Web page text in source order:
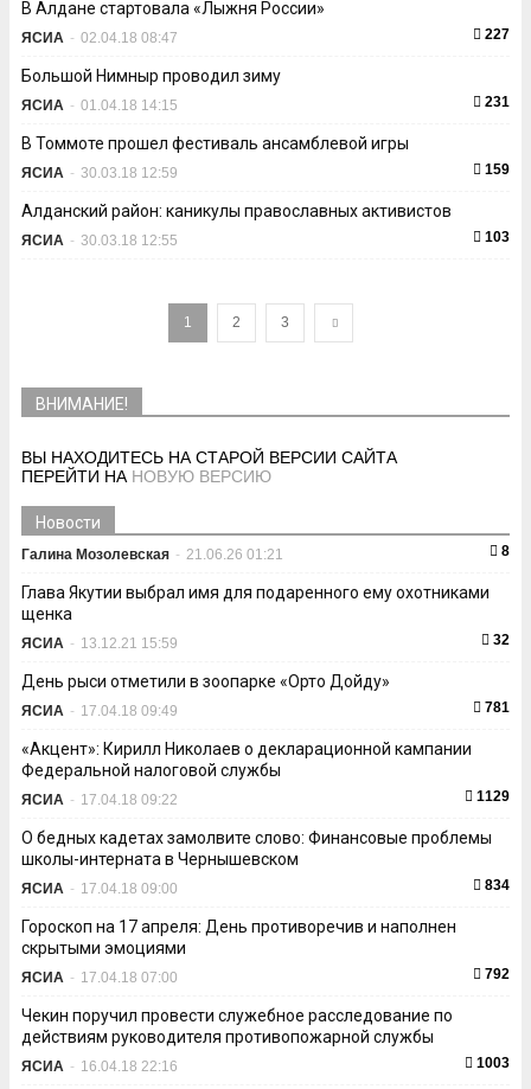
В Алдане стартовала «Лыжня России»
ЯСИА - 02.04.18 08:47 227
Большой Нимныр проводил зиму
ЯСИА - 01.04.18 14:15 231
В Томмоте прошел фестиваль ансамблевой игры
ЯСИА - 30.03.18 12:59 159
Алданский район: каникулы православных активистов
ЯСИА - 30.03.18 12:55 103
1 2 3
ВНИМАНИЕ!
ВЫ НАХОДИТЕСЬ НА СТАРОЙ ВЕРСИИ САЙТА
ПЕРЕЙТИ НА НОВУЮ ВЕРСИЮ
Новости
Галина Мозолевская - 21.06.26 01:21 8
Глава Якутии выбрал имя для подаренного ему охотниками
щенка
ЯСИА - 13.12.21 15:59 32
День рыси отметили в зоопарке «Орто Дойду»
ЯСИА - 17.04.18 09:49 781
«Акцент»: Кирилл Николаев о декларационной кампании
Федеральной налоговой службы
ЯСИА - 17.04.18 09:22 1129
О бедных кадетах замолвите слово: Финансовые проблемы
школы-интерната в Чернышевском
ЯСИА - 17.04.18 09:00 834
Гороскоп на 17 апреля: День противоречив и наполнен
скрытыми эмоциями
ЯСИА - 17.04.18 07:00 792
Чекин поручил провести служебное расследование по
действиям руководителя противопожарной службы
ЯСИА - 16.04.18 22:16 1003